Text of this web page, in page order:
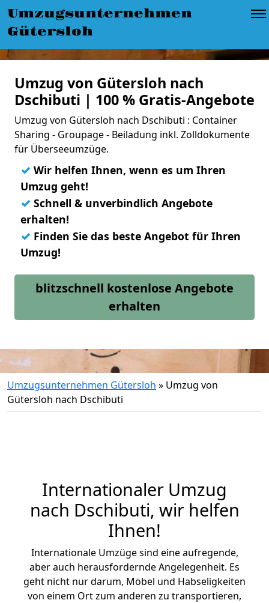
Umzugsunternehmen
Gütersloh
Umzug von Gütersloh nach
Dschibuti | 100 % Gratis-Angebote
Umzug von Gütersloh nach Dschibuti : Container
Sharing - Groupage - Beiladung inkl. Zolldokumente
für Überseeumzüge.
✓ Wir helfen Ihnen, wenn es um Ihren
Umzug geht!
✓ Schnell & unverbindlich Angebote
erhalten!
✓ Finden Sie das beste Angebot für Ihren
Umzug!
blitzschnell kostenlose Angebote
erhalten
Umzugsunternehmen Gütersloh » Umzug von
Gütersloh nach Dschibuti
Internationaler Umzug
nach Dschibuti, wir helfen
Ihnen!
Internationale Umzüge sind eine aufregende,
aber auch herausfordernde Angelegenheit. Es
geht nicht nur darum, Möbel und Habseligkeiten
von einem Ort zum anderen zu transportieren,